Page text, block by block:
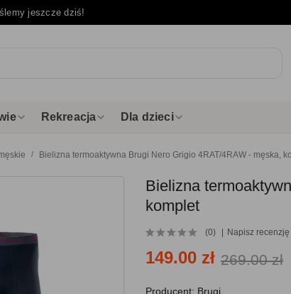
jeszcze dziś!
Rekreacja Dla dzieci
Bielizna termoaktywna Brugi Nero Grigio 4RAT/4RAW - męska,
Bielizna
komplet
(0) Napisz recenzję
149.00 zł 269.00 zł
Producent: Brugi